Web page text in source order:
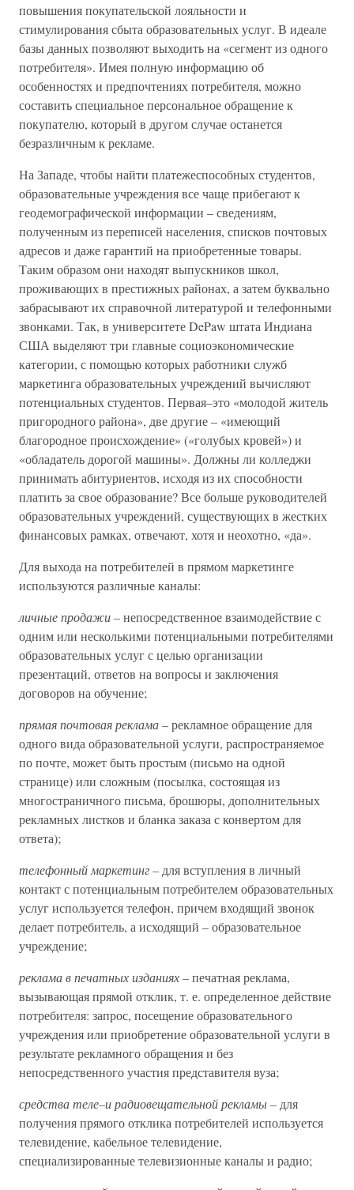
повышения покупательской лояльности и
стимулирования сбыта образовательных услуг. В идеале
базы данных позволяют выходить на «сегмент из одного
потребителя». Имея полную информацию об
особенностях и предпочтениях потребителя, можно
составить специальное персональное обращение к
покупателю, который в другом случае останется
безразличным к рекламе.
На Западе, чтобы найти платежеспособных студентов,
образовательные учреждения все чаще прибегают к
геодемографической информации – сведениям,
полученным из переписей населения, списков почтовых
адресов и даже гарантий на приобретенные товары.
Таким образом они находят выпускников школ,
проживающих в престижных районах, а затем буквально
забрасывают их справочной литературой и телефонными
звонками. Так, в университете DePaw штата Индиана
США выделяют три главные социоэкономические
категории, с помощью которых работники служб
маркетинга образовательных учреждений вычисляют
потенциальных студентов. Первая–это «молодой житель
пригородного района», две другие – «имеющий
благородное происхождение» («голубых кровей») и
«обладатель дорогой машины». Должны ли колледжи
принимать абитуриентов, исходя из их способности
платить за свое образование? Все больше руководителей
образовательных учреждений, существующих в жестких
финансовых рамках, отвечают, хотя и неохотно, «да».
Для выхода на потребителей в прямом маркетинге
используются различные каналы:
личные продажи –непосредственное взаимодействие с
одним или несколькими потенциальными потребителями
образовательных услуг с целью организации
презентаций, ответов на вопросы и заключения
договоров на обучение;
прямая почтовая реклама –рекламное обращение для
одного вида образовательной услуги, распространяемое
по почте, может быть простым (письмо на одной
странице) или сложным (посылка, состоящая из
многостраничного письма, брошюры, дополнительных
рекламных листков и бланка заказа с конвертом для
ответа);
телефонный маркетинг – для вступления в личный
контакт с потенциальным потребителем образовательных
услуг используется телефон, причем входящий звонок
делает потребитель, а исходящий – образовательное
учреждение;
реклама в печатных изданиях –печатная реклама,
вызывающая прямой отклик, т. е. определенное действие
потребителя: запрос, посещение образовательного
учреждения или приобретение образовательной услуги в
результате рекламного обращения и без
непосредственного участия представителя вуза;
средства теле–и радиовещательной рекламы – для
получения прямого отклика потребителей используется
телевидение, кабельное телевидение,
специализированные телевизионные каналы и радио;